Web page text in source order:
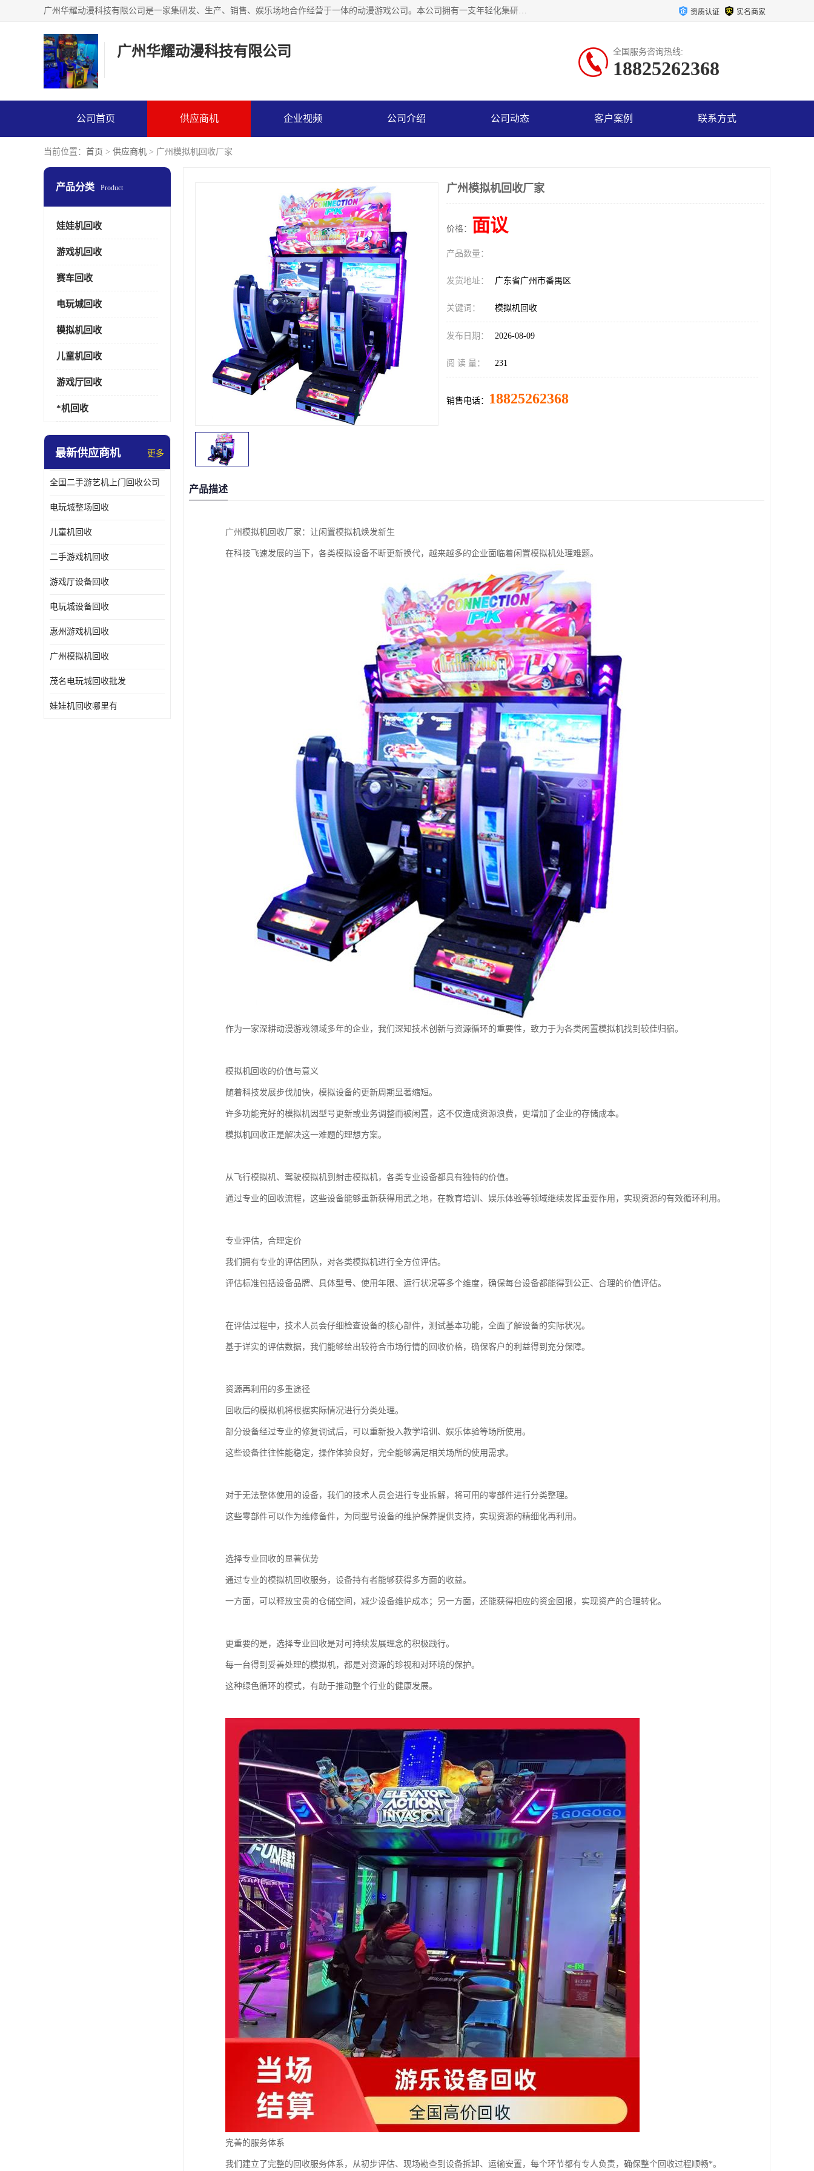
广州华耀动漫科技有限公司是一家集研发、生产、销售、娱乐场地合作经营于一体的动漫游戏公司。本公司拥有一支年轻化集研发生产到售后服务的队伍，及时地为客户提供、赚钱的产品。本公司以雄厚的实力、合理的价格、优良的服务与多家企业建立了长期的合作关系。热诚欢迎各界前来参观、考察、洽谈业务。目前公司经营的产品有：各种捕渔游戏机系列，大型模拟机系列、轮盘机系列、连线机系列、框体机系列、玛莉机系列等。 资质认证 实名商家
广州华耀动漫科技有限公司 全国服务咨询热线:
18825262368
公司首页 供应商机 企业视频 公司介绍 公司动态 客户案例 联系方式
当前位置： 首页 > 供应商机 > 广州模拟机回收厂家
产品分类 Product
娃娃机回收
游戏机回收
赛车回收
电玩城回收
模拟机回收
儿童机回收
游戏厅回收
*机回收
最新供应商机 更多
全国二手游艺机上门回收公司
电玩城整场回收
儿童机回收
二手游戏机回收
游戏厅设备回收
电玩城设备回收
惠州游戏机回收
广州模拟机回收
茂名电玩城回收批发
娃娃机回收哪里有
广州模拟机回收厂家
价格： 面议
产品数量：
发货地址： 广东省广州市番禺区
关键词： 模拟机回收
发布日期： 2026-08-09
阅 读 量： 231
销售电话： 18825262368
产品描述
广州模拟机回收厂家：让闲置模拟机焕发新生
在科技飞速发展的当下，各类模拟设备不断更新换代，越来越多的企业面临着闲置模拟机处理难题。
作为一家深耕动漫游戏领域多年的企业，我们深知技术创新与资源循环的重要性，致力于为各类闲置模拟机找到较佳归宿。
模拟机回收的价值与意义
随着科技发展步伐加快，模拟设备的更新周期显著缩短。
许多功能完好的模拟机因型号更新或业务调整而被闲置，这不仅造成资源浪费，更增加了企业的存储成本。
模拟机回收正是解决这一难题的理想方案。
从飞行模拟机、驾驶模拟机到射击模拟机，各类专业设备都具有独特的价值。
通过专业的回收流程，这些设备能够重新获得用武之地，在教育培训、娱乐体验等领域继续发挥重要作用，实现资源的有效循环利用。
专业评估，合理定价
我们拥有专业的评估团队，对各类模拟机进行全方位评估。
评估标准包括设备品牌、具体型号、使用年限、运行状况等多个维度，确保每台设备都能得到公正、合理的价值评估。
在评估过程中，技术人员会仔细检查设备的核心部件，测试基本功能，全面了解设备的实际状况。
基于详实的评估数据，我们能够给出较符合市场行情的回收价格，确保客户的利益得到充分保障。
资源再利用的多重途径
回收后的模拟机将根据实际情况进行分类处理。
部分设备经过专业的修复调试后，可以重新投入教学培训、娱乐体验等场所使用。
这些设备往往性能稳定，操作体验良好，完全能够满足相关场所的使用需求。
对于无法整体使用的设备，我们的技术人员会进行专业拆解，将可用的零部件进行分类整理。
这些零部件可以作为维修备件，为同型号设备的维护保养提供支持，实现资源的精细化再利用。
选择专业回收的显著优势
通过专业的模拟机回收服务，设备持有者能够获得多方面的收益。
一方面，可以释放宝贵的仓储空间，减少设备维护成本；另一方面，还能获得相应的资金回报，实现资产的合理转化。
更重要的是，选择专业回收是对可持续发展理念的积极践行。
每一台得到妥善处理的模拟机，都是对资源的珍视和对环境的保护。
这种绿色循环的模式，有助于推动整个行业的健康发展。
完善的服务体系
我们建立了完整的回收服务体系，从初步评估、现场勘查到设备拆卸、运输安置，每个环节都有专人负责，确保整个回收过程顺畅*。